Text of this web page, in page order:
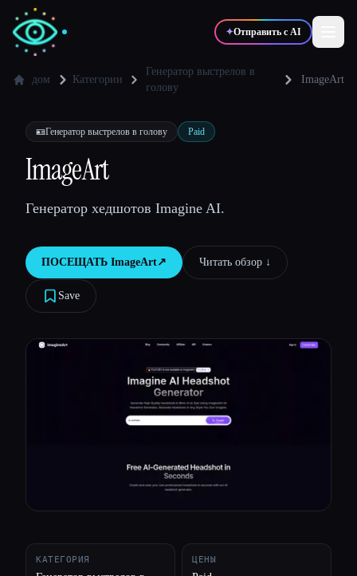
✦Отправить с AI
💻Разработчики
Блог
Сравнить инструменты
дом Категории
Генератор выстрелов в
голову
ImageArt
🪪Генератор выстрелов в голову Paid
ImageArt
Генератор хедшотов Imagine AI.
ПОСЕЩАТЬ ImageArt↗︎ Читать обзор ↓︎
Save
КАТЕГОРИЯ ЦЕНЫ